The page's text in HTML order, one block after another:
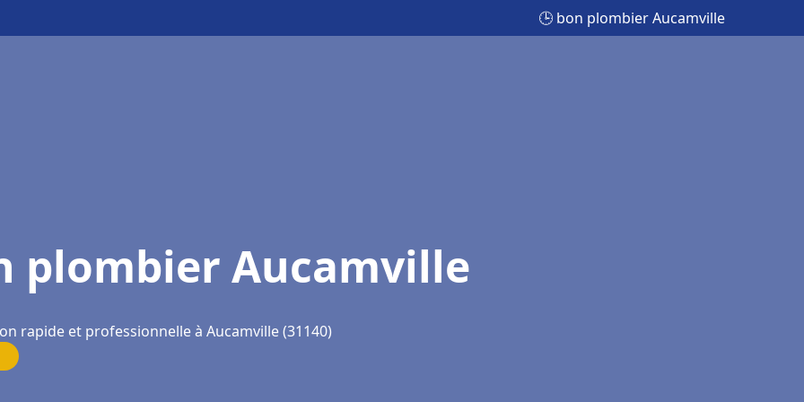
🕒 bon plombier Aucamville
plombier Aucamville
rapide et professionnelle à Aucamville (31140)